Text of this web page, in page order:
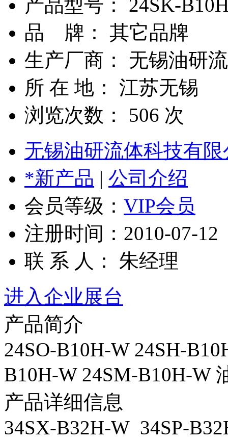
产品型号： 24SK-
品 牌： 其它品牌
生产厂商： 无锡油研
所 在 地： 江苏无锡
浏览次数： 506 次
无锡油研流体科技有限
*新产品 | 公司介绍
会员等级： VIP会员
注册时间：2010-07-12
联 系 人： 朱经理
进入企业展台
产品简介
24SO-B10H-W 24SH-
B10H-W 24SM-B10H-W
产品详细信息
34SX-B32H-W 34SP-